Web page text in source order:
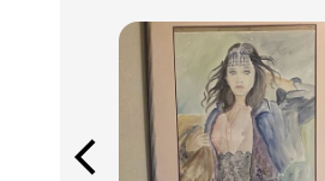
arrow_back_ios